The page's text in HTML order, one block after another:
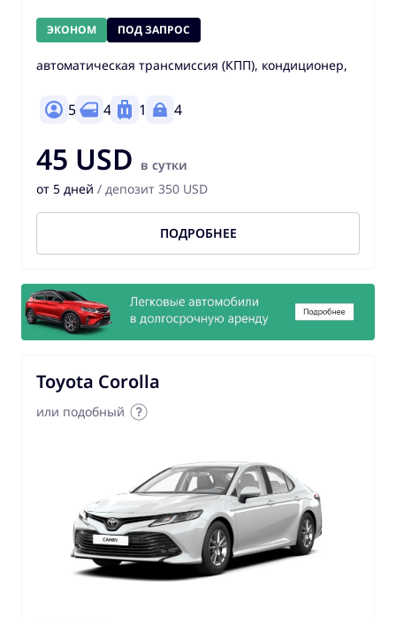
ЭКОНОМ ПОД ЗАПРОС
автоматическая трансмиссия (КПП), кондиционер,
5 4 1 4
45 USD в сутки
от 5 дней / депозит 350 USD
ПОДРОБНЕЕ
Toyota Corolla
или подобный